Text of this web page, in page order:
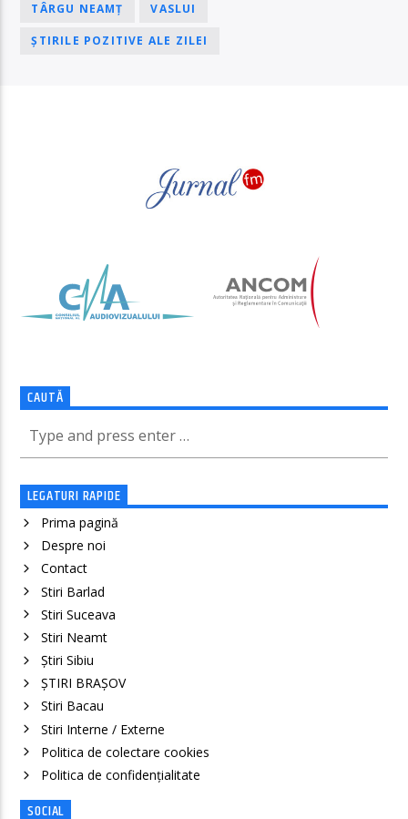
TÂRGU NEAMȚ VASLUI
ȘTIRILE POZITIVE ALE ZILEI
CAUTĂ
LEGATURI RAPIDE
Prima pagină
Despre noi
Contact
Stiri Barlad
Stiri Suceava
Stiri Neamt
Știri Sibiu
ȘTIRI BRAȘOV
Stiri Bacau
Stiri Interne / Externe
Politica de colectare cookies
Politica de confidenţialitate
SOCIAL